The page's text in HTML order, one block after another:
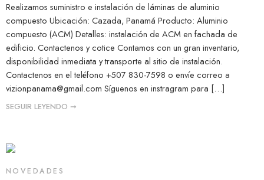
Realizamos suministro e instalación de láminas de aluminio
compuesto Ubicación: Cazada, Panamá Producto: Aluminio
compuesto (ACM) Detalles: instalación de ACM en fachada de
edificio. Contactenos y cotice Contamos con un gran inventario,
disponibilidad inmediata y transporte al sitio de instalación.
Contactenos en el teléfono +507 830-7598 o envíe correo a
vizionpanama@gmail.com Síguenos en instragram para […]
SEGUIR LEYENDO ➞
NOVEDADES